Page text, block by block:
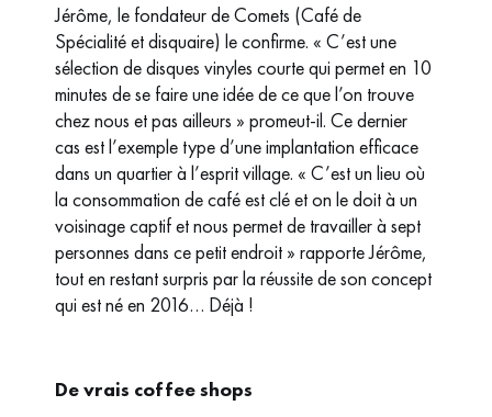
Jérôme, le fondateur de Comets (Café de
Spécialité et disquaire) le confirme. « C’est une
sélection de disques vinyles courte qui permet en 10
minutes de se faire une idée de ce que l’on trouve
chez nous et pas ailleurs » promeut-il. Ce dernier
cas est l’exemple type d’une implantation efficace
dans un quartier à l’esprit village. « C’est un lieu où
la consommation de café est clé et on le doit à un
voisinage captif et nous permet de travailler à sept
personnes dans ce petit endroit » rapporte Jérôme,
tout en restant surpris par la réussite de son concept
qui est né en 2016… Déjà !
De vrais coffee shops